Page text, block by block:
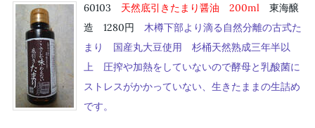
60103 天然底引きたまり醤油 200ml 東海醸
造 1280円 木樽下部より滴る自然分離の古式た
まり 国産丸大豆使用 杉桶天然熟成三年半以
上 圧搾や加熱をしていないので酵母と乳酸菌に
ストレスがかかっていない、生きたままの生詰め
です。